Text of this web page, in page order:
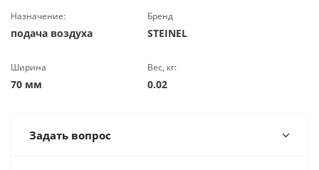
Назначение:
подача воздуха
Бренд
STEINEL
Ширина
70 мм
Вес, кг:
0.02
Задать вопрос